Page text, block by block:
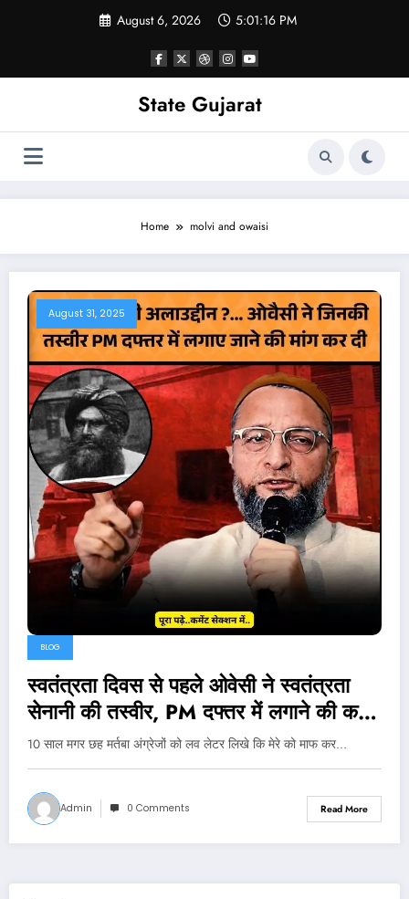
August 6, 2026 5:01:17 PM
State Gujarat
Home molvi and owaisi
August 31, 2025
BLOG
स्वतंत्रता दिवस से पहले ओवेसी ने स्वतंत्रता
सेनानी की तस्वीर, PM दफ्तर में लगाने की कर
दी मांग!..
10 साल मगर छह मर्तबा अंग्रेजों को लव लेटर लिखे कि मेरे को माफ कर…
Admin 0 Comments Read More